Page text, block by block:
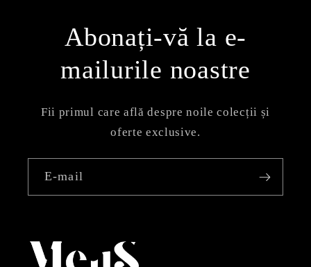
Abonați-vă la e-
mailurile noastre
Fii primul care află despre noile colecții și
oferte exclusive.
E-mail